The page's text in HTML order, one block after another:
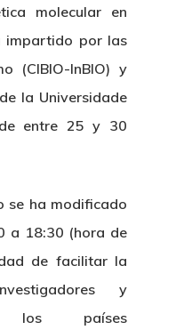
molecular en
impartido por las
(CIBIO-InBIO) y
la Universidade
entre 25 y 30
se ha modificado
a 18:30 (hora de
de facilitar la
y
los países